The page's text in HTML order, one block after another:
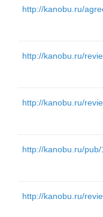
http://kanobu.ru/
http://kanobu.ru/
http://kanobu.ru/
http://kanobu.ru/
http://kanobu.ru/